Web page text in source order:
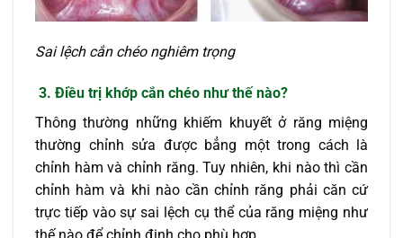
Sai lệch cắn chéo nghiêm trọng
3. Điều trị khớp cắn chéo như thế nào?
Thông thường những khiếm khuyết ở răng miệng
thường chỉnh sửa được bẳng một trong cách là
chỉnh hàm và chỉnh răng. Tuy nhiên, khi nào thì cần
chỉnh hàm và khi nào cần chỉnh răng phải căn cứ
trực tiếp vào sự sai lệch cụ thể của răng miệng như